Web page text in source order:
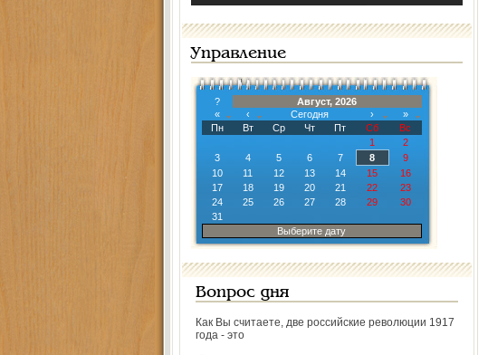
Управление
?
Август, 2026
«
‹ Сегодня ›
»
Пн
Вт Ср Чт Пт Сб
Вс
1
2
3
4 5 6 7 8
9
10
11 12 13 14 15
16
17
18 19 20 21 22
23
24
25 26 27 28 29
30
31
Выберите дату
Вопрос дня
Как Вы считаете, две российские революции 1917
года - это